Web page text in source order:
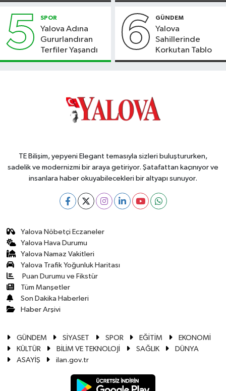
5 SPOR
Yalova Adına
Gururlandıran
Terfiler Yaşandı
6 GÜNDEM
Yalova
Sahillerinde
Korkutan Tablo
TE Bilişim, yepyeni Elegant temasıyla sizleri buluştururken,
sadelik ve modernizmi bir araya getiriyor. Şatafattan kaçınıyor ve
insanlara haber okuyabilecekleri bir altyapı sunuyor.
Yalova Nöbetçi Eczaneler
Yalova Hava Durumu
Yalova Namaz Vakitleri
Yalova Trafik Yoğunluk Haritası
Puan Durumu ve Fikstür
Tüm Manşetler
Son Dakika Haberleri
Haber Arşivi
GÜNDEM SİYASET SPOR EĞİTİM
EKONOMİ
KÜLTÜR
BİLİM VE TEKNOLOJİ SAĞLIK
DÜNYA
ASAYİŞ
ilan.gov.tr